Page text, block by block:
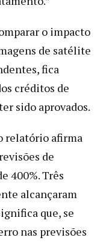
o impacto
de satélite
fica
créditos de
sido aprovados.
relatório afirma
de
400%. Três
alcançaram
que, se
nas previsões